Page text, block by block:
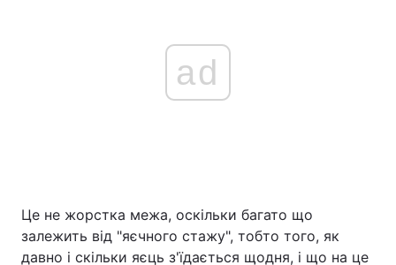
ad
Це не жорстка межа, оскільки багато що
залежить від "яєчного стажу", тобто того, як
давно і скільки яєць з'їдається щодня, і що на це